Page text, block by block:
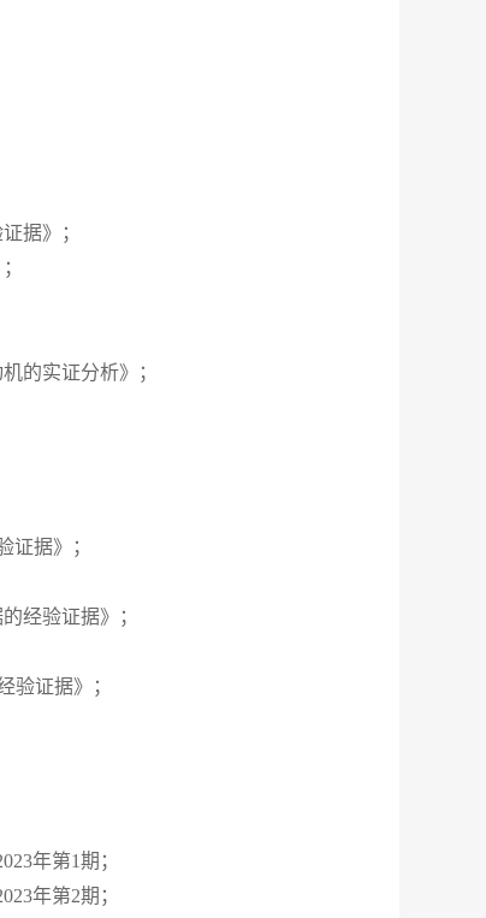
据》；
的实证分析》；
证据》；
经验证据》；
验证据》；
年第1期；
年第2期；